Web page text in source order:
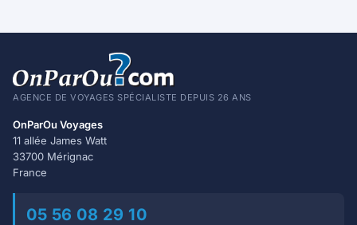
AGENCE DE VOYAGES SPÉCIALISTE DEPUIS 26 ANS
OnParOu Voyages
11 allée James Watt
33700 Mérignac
France
05 56 08 29 10